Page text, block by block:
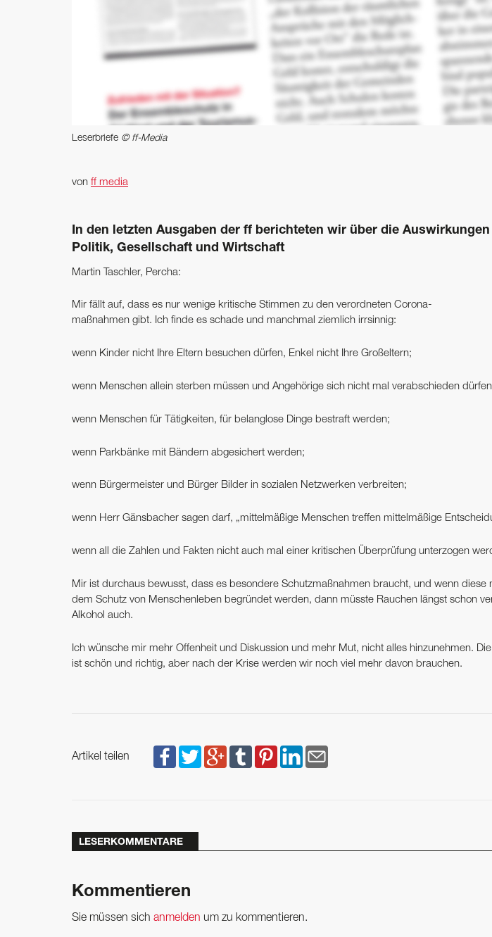
Leserbriefe © ff-Media
von ff media
In den letzten Ausgaben der ff berichteten wir über die
Politik, Gesellschaft und Wirtschaft
Martin Taschler, Percha:
Mir fällt auf, dass es nur wenige kritische Stimmen zu den verordneten Corona-
maßnahmen gibt. Ich finde es schade und manchmal ziemlich irrsinnig:
wenn Kinder nicht Ihre Eltern besuchen dürfen, Enkel nicht Ihre Großeltern;
wenn Menschen allein sterben müssen und Angehörige sich nicht mal verabschieden
wenn Menschen für Tätigkeiten, für belanglose Dinge bestraft werden;
wenn Parkbänke mit Bändern abgesichert werden;
wenn Bürgermeister und Bürger Bilder in sozialen Netzwerken verbreiten;
wenn Herr Gänsbacher sagen darf, „mittelmäßige Menschen treffen mittelmäßige
wenn all die Zahlen und Fakten nicht auch mal einer kritischen Überprüfung unterzogen
Mir ist durchaus bewusst, dass es besondere Schutzmaßnahmen braucht, und wenn diese
dem Schutz von ­Menschenleben begründet werden, dann müsste Rauchen längst schon
Alkohol auch.
Ich wünsche mir mehr Offenheit und Diskussion und mehr Mut, nicht alles hinzunehmen.
ist schön und richtig, aber nach der Krise werden wir noch viel mehr davon brauchen.
Artikel teilen
LESERKOMMENTARE
Kommentieren
Sie müssen sich anmelden um zu kommentieren.